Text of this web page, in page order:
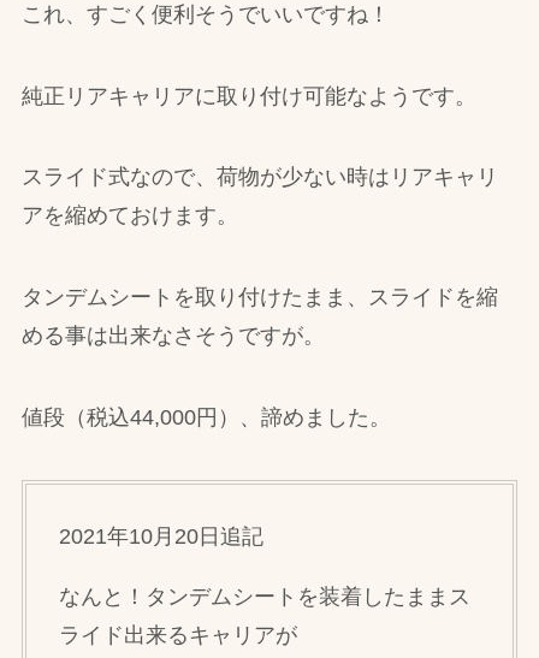
これ、すごく便利そうでいいですね！
純正リアキャリアに取り付け可能なようです。
スライド式なので、荷物が少ない時はリアキャリ
アを縮めておけます。
タンデムシートを取り付けたまま、スライドを縮
める事は出来なさそうですが。
値段（税込44,000円）、諦めました。
2021年10月20日追記
なんと！タンデムシートを装着したままス
ライド出来るキャリアが